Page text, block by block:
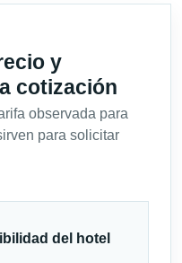
y
cotización
observada para
para solicitar
del hotel